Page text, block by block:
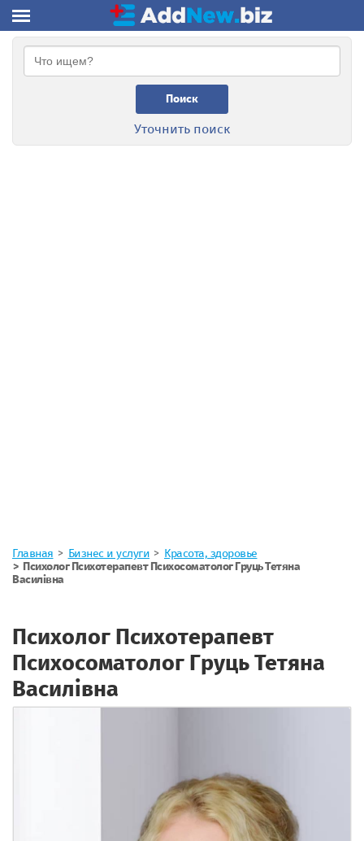
Поиск
Уточнить поиск
Главная Бизнес и услуги
Красота, здоровье
Психолог Психотерапевт Психосоматолог Груць Тетяна
Василівна
Психолог Психотерапевт
Психосоматолог Груць Тетяна
Василівна